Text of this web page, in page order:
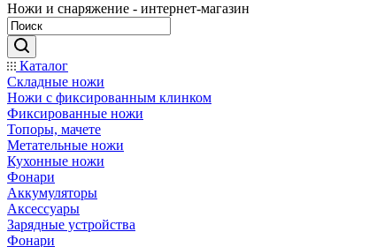
Ножи и снаряжение - интернет-магазин
Каталог
Складные ножи
Ножи с фиксированным клинком
Фиксированные ножи
Топоры, мачете
Метательные ножи
Кухонные ножи
Фонари
Аккумуляторы
Аксессуары
Зарядные устройства
Фонари